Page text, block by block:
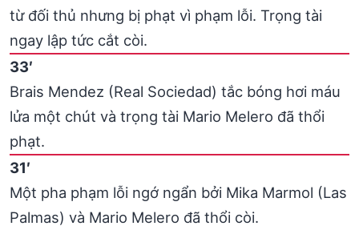
từ đối thủ nhưng bị phạt vì phạm lỗi. Trọng tài
ngay lập tức cắt còi.
33′
Brais Mendez (Real Sociedad) tắc bóng hơi máu
lửa một chút và trọng tài Mario Melero đã thổi
phạt.
31′
Một pha phạm lỗi ngớ ngẩn bởi Mika Marmol (Las
Palmas) và Mario Melero đã thổi còi.